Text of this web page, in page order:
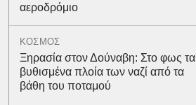
αεροδρόμιο
ΚΟΣΜΟΣ
Ξηρασία στον Δούναβη: Στο φως τα
βυθισμένα πλοία των ναζί από τα
βάθη του ποταμού